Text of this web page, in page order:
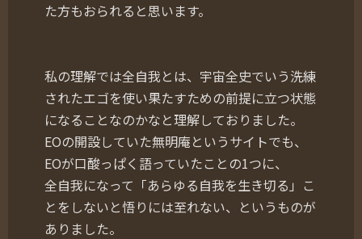
た方もおられると思います。
私の理解では全自我とは、宇宙全史でいう洗練
されたエゴを使い果たすための前提に立つ状態
になることなのかなと理解しておりました。
EOの開設していた無明庵というサイトでも、
EOが口酸っぱく語っていたことの1つに、
全自我になって「あらゆる自我を生き切る」こ
とをしないと悟りには至れない、というものが
ありました。